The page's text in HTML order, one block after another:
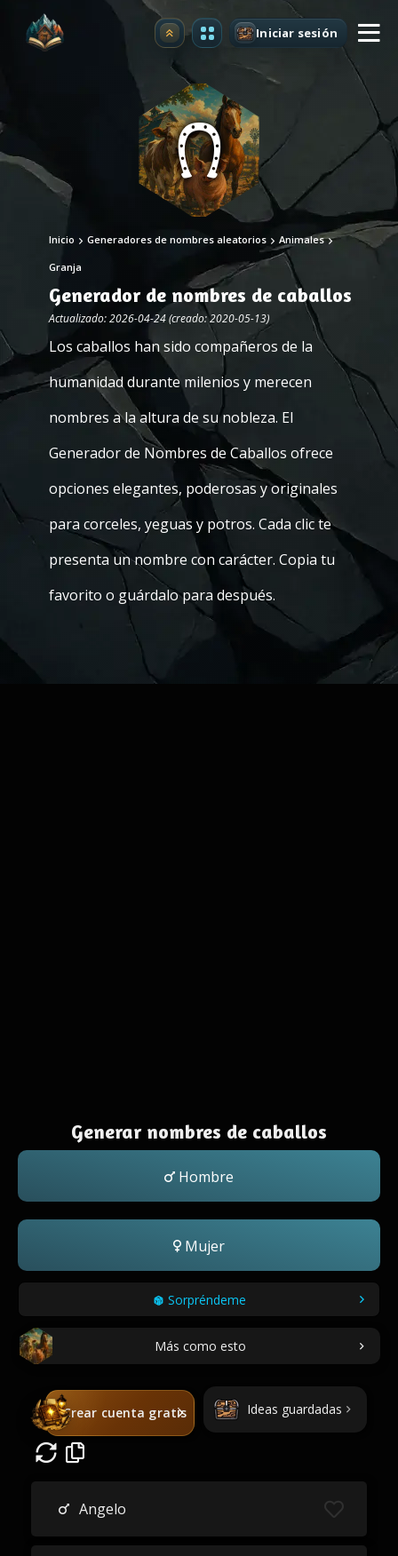
Mejorar Iniciar sesión
Inicio Generadores de nombres aleatorios Animales
Granja
Generador de nombres de caballos
Actualizado: 2026-04-24 (creado: 2020-05-13)
Los caballos han sido compañeros de la
humanidad durante milenios y merecen
nombres a la altura de su nobleza. El
Generador de Nombres de Caballos ofrece
opciones elegantes, poderosas y originales
para corceles, yeguas y potros. Cada clic te
presenta un nombre con carácter. Copia tu
favorito o guárdalo para después.
Generar nombres de caballos
Hombre
Mujer
Sorpréndeme
Más como esto
Crear cuenta gratis Ideas guardadas
Angelo